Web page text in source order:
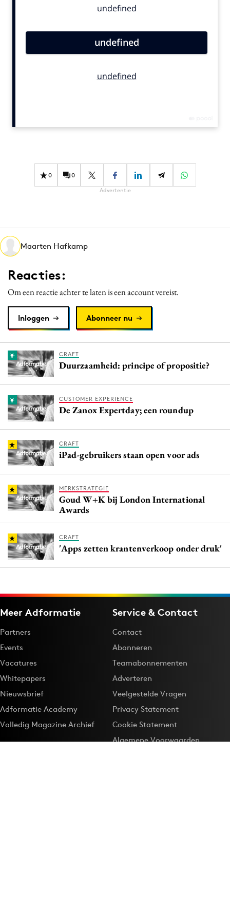
Contentmarketing
Effectiviteit
Gedragsverandering
Martech
Media
Merkstrategie
PR
Programmatic
Reputatie & crisis
0 0
Advertentie
Maarten Hafkamp
Reacties:
Om een reactie achter te laten is een account vereist.
Inloggen Abonneer nu
CRAFT
Duurzaamheid: principe of propositie?
CUSTOMER EXPERIENCE
De Zanox Expertday; een roundup
CRAFT
iPad-gebruikers staan open voor ads
MERKSTRATEGIE
Goud W+K bij London International
Awards
CRAFT
'Apps zetten krantenverkoop onder druk'
Meer Adformatie
Partners
Events
Vacatures
Whitepapers
Nieuwsbrief
Adformatie Academy
Volledig Magazine Archief
Service & Contact
Contact
Abonneren
Teamabonnementen
Adverteren
Veelgestelde Vragen
Privacy Statement
Cookie Statement
Algemene Voorwaarden